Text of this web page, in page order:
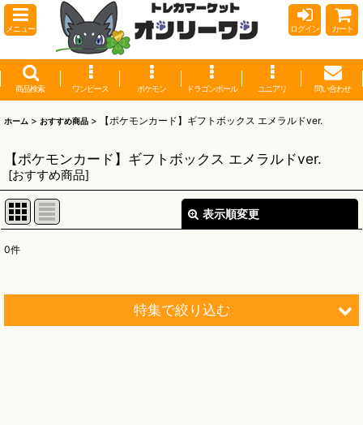
メニュー ログイン カート
商品検索 ワンピース ポケモン ドラゴンボール ユニアリ 問い合わせ
ホーム > おすすめ商品 > 【ポケモンカード】ギフトボックス エメラルドver.
【ポケモンカード】ギフトボックス エメラルドver.
[おすすめ商品]
表示順変更
0件
特集で絞り込む